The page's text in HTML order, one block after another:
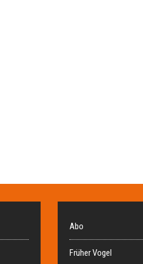
Abo
Früher Vogel